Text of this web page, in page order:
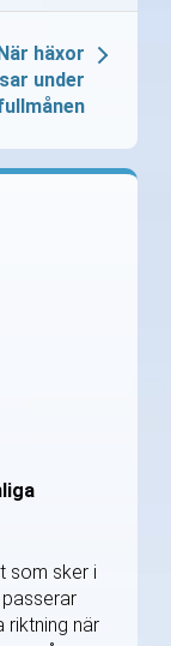
När häxor
under
som sker i
riktning när